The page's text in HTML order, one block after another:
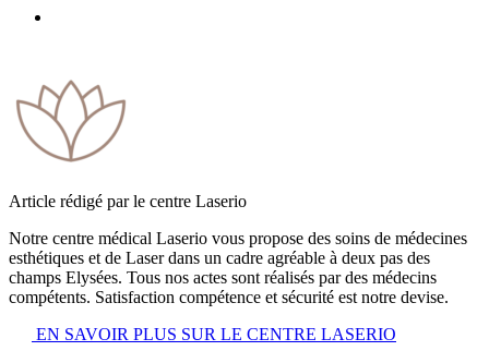
Article rédigé par le centre Laserio
Notre centre médical Laserio vous propose des soins de médecines
esthétiques et de Laser dans un cadre agréable à deux pas des
champs Elysées. Tous nos actes sont réalisés par des médecins
compétents. Satisfaction compétence et sécurité est notre devise.
EN SAVOIR PLUS SUR LE CENTRE LASERIO